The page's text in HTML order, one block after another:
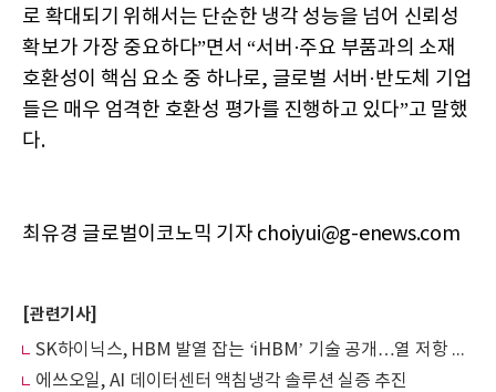
로 확대되기 위해서는 단순한 냉각 성능을 넘어 신뢰성
확보가 가장 중요하다”면서 “서버·주요 부품과의 소재
호환성이 핵심 요소 중 하나로, 글로벌 서버·반도체 기업
들은 매우 엄격한 호환성 평가를 진행하고 있다”고 말했
다.
최유경 글로벌이코노믹 기자 choiyui@g-enews.com
[관련기사]
SK하이닉스, HBM 발열 잡는 ‘iHBM’ 기술 공개…열 저항 30%↓
에쓰오일, AI 데이터센터 액침냉각 솔루션 실증 추진